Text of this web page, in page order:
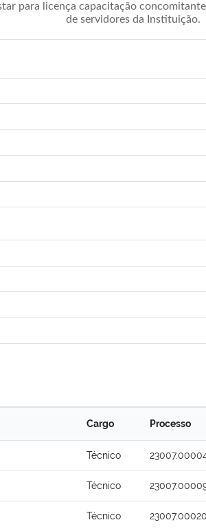
para licença capacitação
de servidores da Instituição.
Cargo Processo
Técnico
Técnico
Técnico